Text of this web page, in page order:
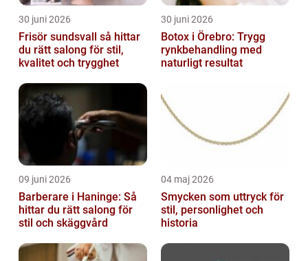
30 juni 2026
Frisör sundsvall så hittar
du rätt salong för stil,
kvalitet och trygghet
30 juni 2026
Botox i Örebro: Trygg
rynkbehandling med
naturligt resultat
09 juni 2026
Barberare i Haninge: Så
hittar du rätt salong för
stil och skäggvård
04 maj 2026
Smycken som uttryck för
stil, personlighet och
historia